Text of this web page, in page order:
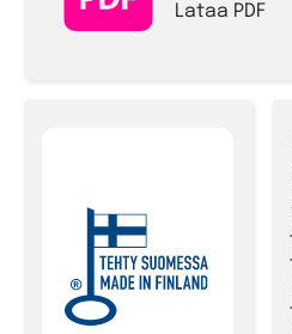
Lataa PDF